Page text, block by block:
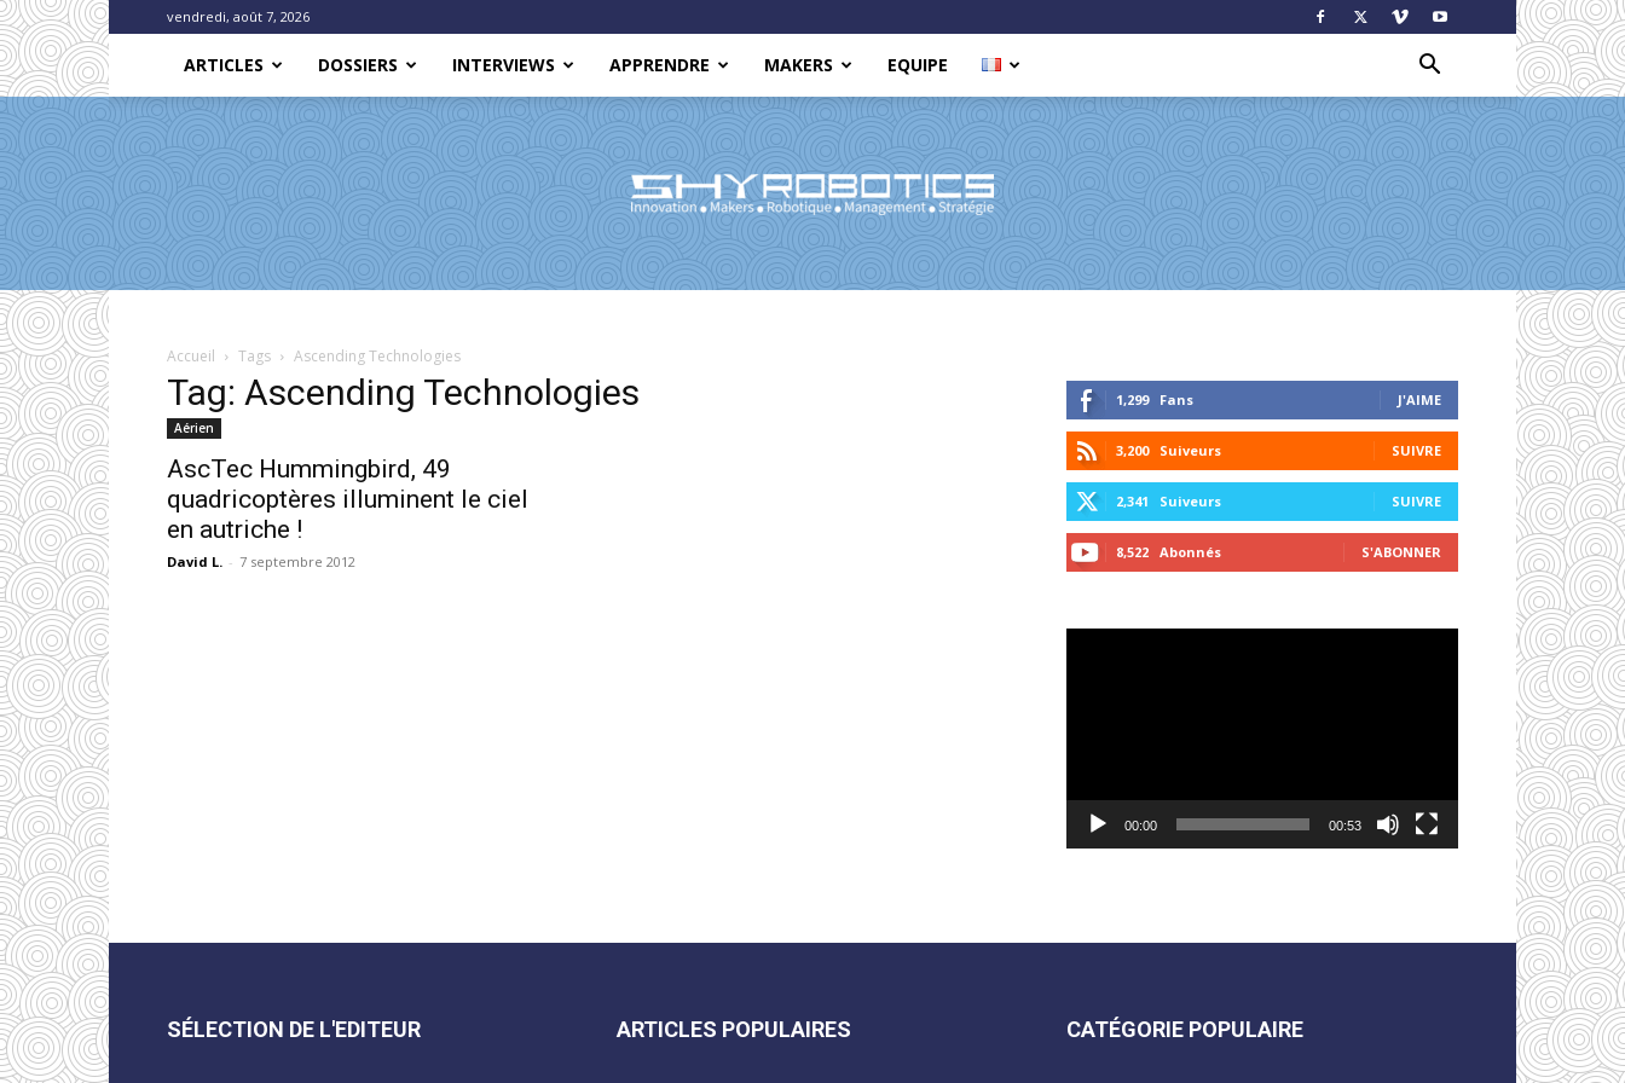
vendredi, août 7, 2026
ARTICLES DOSSIERS INTERVIEWS APPRENDRE MAKERS EQUIPE
Accueil Tags Ascending Technologies
Tag: Ascending Technologies
Aérien
AscTec Hummingbird, 49
quadricoptères illuminent le ciel
en autriche !
David L. - 7 septembre 2012
1,299 Fans J'AIME
3,200 Suiveurs SUIVRE
2,341 Suiveurs SUIVRE
8,522 Abonnés S'ABONNER
00:00 00:53
SÉLECTION DE L'EDITEUR ARTICLES POPULAIRES CATÉGORIE POPULAIRE